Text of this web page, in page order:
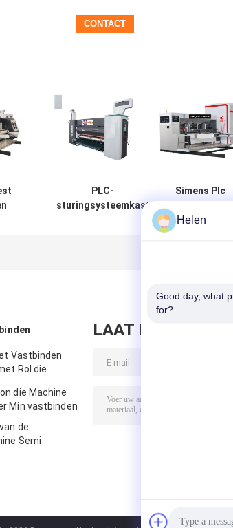
PLC-
sturingsysteemkast
golfkartonverpakkingen
Simens Plc
gegolfde
kartonnen doos
Vastbinden
Rol die
die Machine
Min vastbinden
de
Semi
LAAT BERICHT
Helen
Good day, what
for?